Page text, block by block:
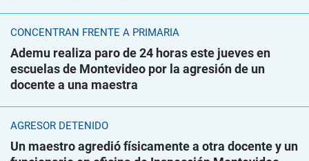
CONCENTRAN FRENTE A PRIMARIA
Ademu realiza paro de 24 horas este jueves en
escuelas de Montevideo por la agresión de un
docente a una maestra
AGRESOR DETENIDO
Un maestro agredió físicamente a otra docente y un